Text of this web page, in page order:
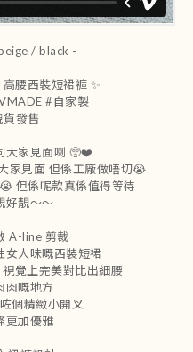
/ black -
腰西裝短裙褲 ✨
#自家製
發售
大家見面喇 🥺❤️
家見面 但係工廠做唔切😭
但係呢款真係值得等待
好靚～～
A-line 剪裁
女人味嘅西裝短裙
覺上完美對比出細腰
肉嘅地方
個精緻小開叉
更加優雅